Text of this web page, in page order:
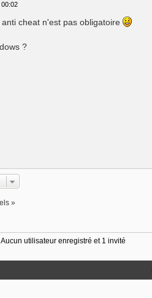
00:02
cheat n'est pas obligatoire
?
»
utilisateur enregistré et 1 invité